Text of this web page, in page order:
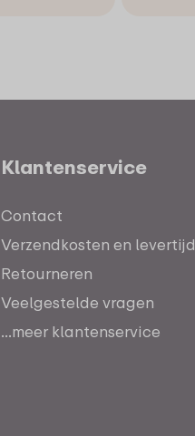
Klantenservice
Contact
Verzendkosten en levertijd
Retourneren
Veelgestelde vragen
...meer klantenservice